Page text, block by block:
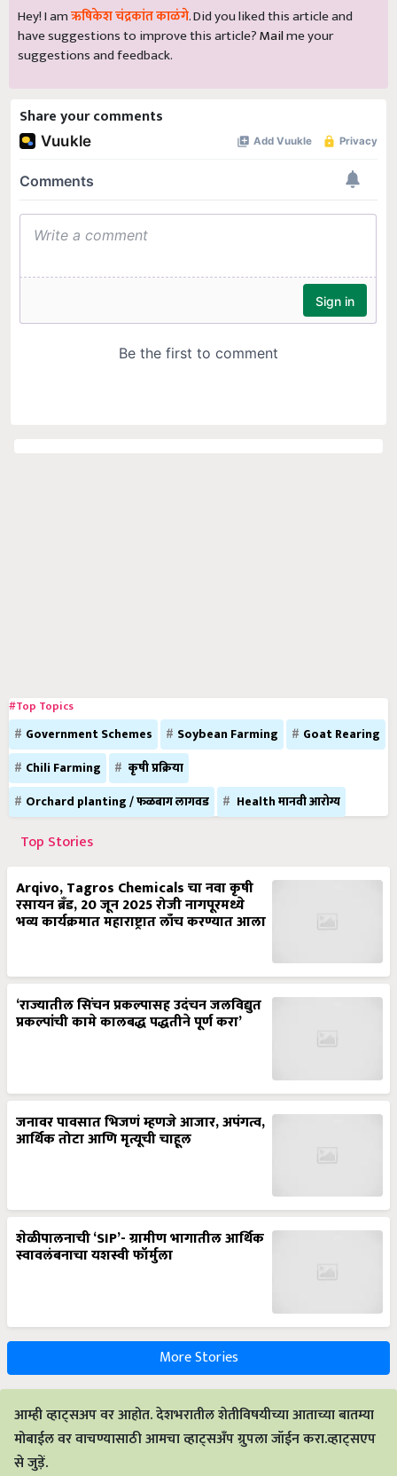
Hey! I amऋषिकेश चंद्रकांत काळंगे. Did you liked this article and
have suggestions to improve this article?Mailme your
suggestions and feedback.
Share your comments
#Top Topics
Government Schemes Soybean Farming
Goat Rearing
Chili Farming
कृषी प्रक्रिया
Orchard planting / फळबाग लागवड
Health मानवी आरोग्य
Top Stories
Arqivo, Tagros Chemicals चा नवा कृषी
रसायन ब्रँड, 20 जून 2025 रोजी नागपूरमध्ये
भव्य कार्यक्रमात महाराष्ट्रात लाँच करण्यात आला
‘राज्यातील सिंचन प्रकल्पासह उदंचन जलविद्युत
प्रकल्पांची कामे कालबद्ध पद्धतीने पूर्ण करा’
जनावर पावसात भिजणं म्हणजे आजार, अपंगत्व,
आर्थिक तोटा आणि मृत्यूची चाहूल
शेळीपालनाची ‘SIP’- ग्रामीण भागातील आर्थिक
स्वावलंबनाचा यशस्वी फॉर्मुला
More Stories
आम्ही व्हाट्सअप वर आहोत. देशभरातील शेतीविषयीच्या आताच्या बातम्या
मोबाईल वर वाचण्यासाठी आमचा व्हाट्सअँप ग्रुपला जॉईन करा.व्हाट्सएप
से जुड़ें.